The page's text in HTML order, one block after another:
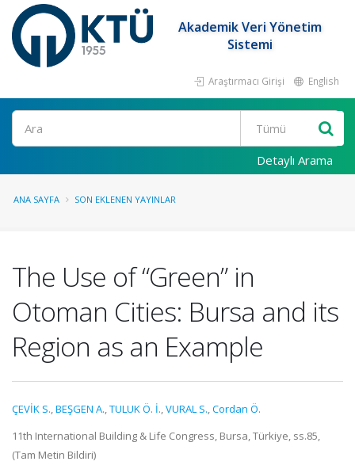
Akademik Veri Yönetim
Sistemi
Araştırmacı Girişi English
Ara
Detaylı Arama
ANA SAYFA SON EKLENEN YAYINLAR
The Use of “Green” in
Otoman Cities: Bursa and its
Region as an Example
ÇEVİK S.,BEŞGEN A.,TULUK Ö. İ.,VURAL S.,Cordan Ö.
11th International Building & Life Congress, Bursa, Türkiye, ss.85,
(Tam Metin Bildiri)